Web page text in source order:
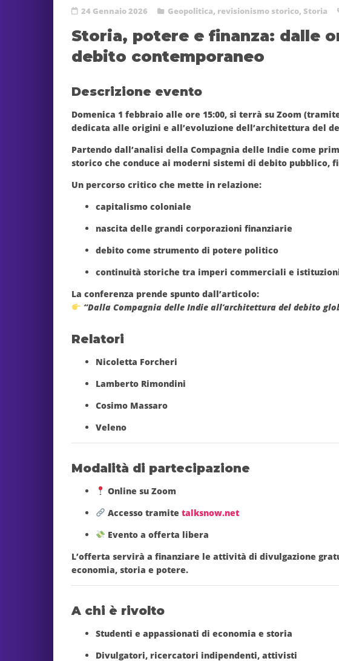
24 Gennaio 2026 Geopolitica, revisionismo storico, Storia
Storia, potere e finanza: dalle
debito contemporaneo
Descrizione evento
Domenica 1 febbraio alle ore 15:00, si terrà su Zoom
dedicata alle origini e all’evoluzione dell’architettura del
Partendo dall’analisi della Compagnia delle Indie come
storico che conduce ai moderni sistemi di debito pubblico,
Un percorso critico che mette in relazione:
capitalismo coloniale
nascita delle grandi corporazioni finanziarie
debito come strumento di potere politico
continuità storiche tra imperi commerciali e
La conferenza prende spunto dall’articolo:
“Dalla Compagnia delle Indie all’architettura del debito
Relatori
Nicoletta Forcheri
Lamberto Rimondini
Cosimo Massaro
Veleno
Modalità di partecipazione
Online su Zoom
Accesso tramite talksnow.net
Evento a offerta libera
L’offerta servirà a finanziare le attività di divulgazione
economia, storia e potere.
A chi è rivolto
Studenti e appassionati di economia e storia
Divulgatori, ricercatori indipendenti, attivisti